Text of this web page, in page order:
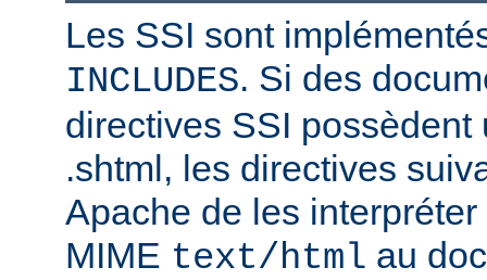
Les SSI sont
INCLUDES. Si des
directives SSI possèdent
.shtml, les directives
Apache de les
MIME text/html au